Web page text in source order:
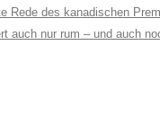
Rede des kanadischen
auch nur rum – und auch